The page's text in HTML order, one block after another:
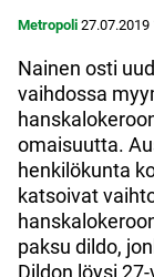
Metropoli 27.07.2019
Nainen osti
vaihdossa
omaisuutta.
henkilökunta
katsoivat
paksu dildo,